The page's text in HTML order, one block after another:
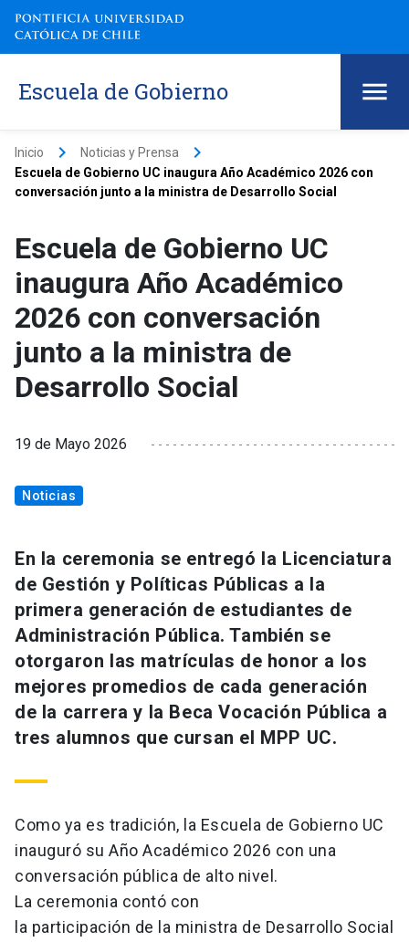
Escuela de Gobierno
Inicio keyboard_arrow_right Noticias y Prensa keyboard_arrow_right
Escuela de Gobierno UC inaugura Año Académico 2026 con
conversación junto a la ministra de Desarrollo Social
Escuela de Gobierno UC
inaugura Año Académico
2026 con conversación
junto a la ministra de
Desarrollo Social
19 de Mayo 2026
Noticias
En la ceremonia se entregó la Licenciatura
de Gestión y Políticas Públicas a la
primera generación de estudiantes de
Administración Pública. También se
otorgaron las matrículas de honor a los
mejores promedios de cada generación
de la carrera y la Beca Vocación Pública a
tres alumnos que cursan el MPP UC.
Como ya es tradición, la Escuela de Gobierno UC
inauguró su Año Académico 2026 con una
conversación pública de alto nivel.
La ceremonia contó con
la participación de la ministra de Desarrollo Social